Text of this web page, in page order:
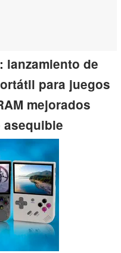
lanzamiento de
para juegos
mejorados